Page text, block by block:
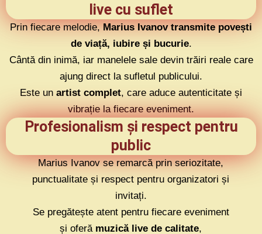
live cu suflet
Prin fiecare melodie,Marius Ivanov transmite povești
de viață, iubire și bucurie.
Cântă din inimă, iar manelele sale devin trăiri reale care
ajung direct la sufletul publicului.
Este un artist complet, care aduce autenticitate și
vibrație la fiecare eveniment.
Profesionalism și respect pentru
public
Marius Ivanov se remarcă prin seriozitate,
punctualitate și respect pentru organizatori și
invitați.
Se pregătește atent pentru fiecare eveniment
și oferă muzică live de calitate,